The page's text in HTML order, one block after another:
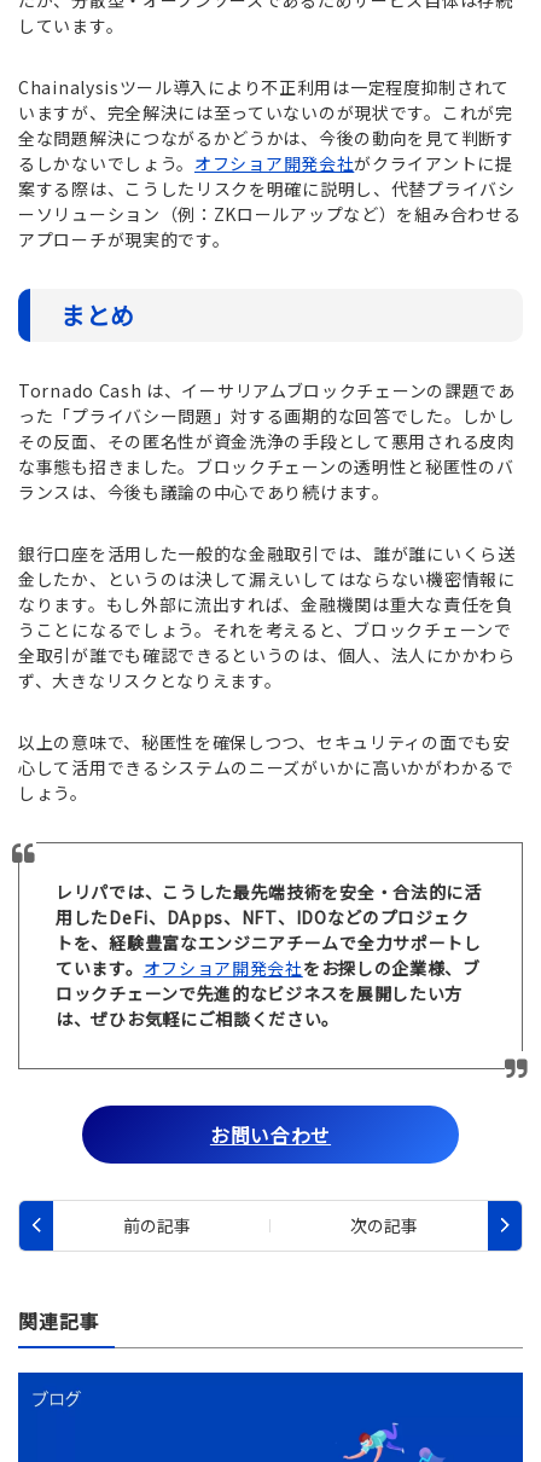
しています。
Chainalysisツール導入により不正利用は一定程度抑制されて
いますが、完全解決には至っていないのが現状です。これが完
全な問題解決につながるかどうかは、今後の動向を見て判断す
るしかないでしょう。 オフショア開発会社がクライアントに提
案する際は、こうしたリスクを明確に説明し、代替プライバシ
ーソリューション（例：ZKロールアップなど）を組み合わせる
アプローチが現実的です。
まとめ
Tornado Cash は、イーサリアムブロックチェーンの課題であ
った「プライバシー問題」対する画期的な回答でした。しかし
その反面、その匿名性が資金洗浄の手段として悪用される皮肉
な事態も招きました。ブロックチェーンの透明性と秘匿性のバ
ランスは、今後も議論の中心であり続けます。
銀行口座を活用した一般的な金融取引では、誰が誰にいくら送
金したか、というのは決して漏えいしてはならない機密情報に
なります。もし外部に流出すれば、金融機関は重大な責任を負
うことになるでしょう。それを考えると、ブロックチェーンで
全取引が誰でも確認できるというのは、個人、法人にかかわら
ず、大きなリスクとなりえます。
以上の意味で、秘匿性を確保しつつ、セキュリティの面でも安
心して活用できるシステムのニーズがいかに高いかがわかるで
しょう。
レリパでは、こうした最先端技術を安全・合法的に活
用したDeFi、DApps、NFT、IDOなどのプロジェク
トを、経験豊富なエンジニアチームで全力サポートし
ています。 オフショア開発会社をお探しの企業様、ブ
ロックチェーンで先進的なビジネスを展開したい方
は、ぜひお気軽にご相談ください。
お問い合わせ
関連記事